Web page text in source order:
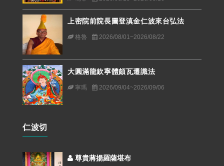
上密院前院長圖登滇金仁波來台弘法
格魯 2026/08/01~2026/08/22
大圓滿龍欽寧體頗瓦遷識法
寧瑪 2026/09/04~2026/09/06
仁波切
尊貴蔣揚羅薩堪布